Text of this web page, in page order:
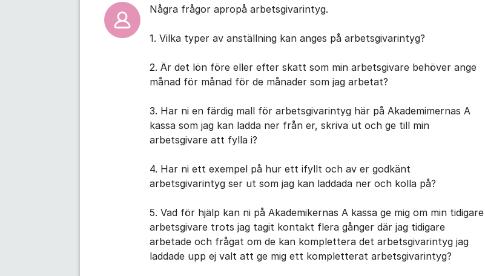
Några frågor apropå arbetsgivarintyg.
1. Vilka typer av anställning kan anges på arbetsgivarintyg?
2. Är det lön före eller efter skatt som min arbetsgivare behöver ange
månad för månad för de månader som jag arbetat?
3. Har ni en färdig mall för arbetsgivarintyg här på Akademimernas A
kassa som jag kan ladda ner från er, skriva ut och ge till min
arbetsgivare att fylla i?
4. Har ni ett exempel på hur ett ifyllt och av er godkänt
arbetsgivarintyg ser ut som jag kan laddada ner och kolla på?
5. Vad för hjälp kan ni på Akademikernas A kassa ge mig om min tidigare
arbetsgivare trots jag tagit kontakt flera gånger där jag tidigare
arbetade och frågat om de kan komplettera det arbetsgivarintyg jag
laddade upp ej valt att ge mig ett kompletterat arbetsgivarintyg?